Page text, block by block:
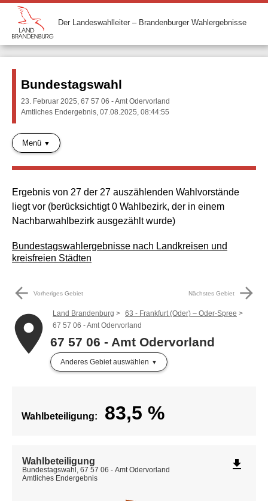
Der Landeswahlleiter – Brandenburger Wahlergebnisse
Bundestagswahl
23. Februar 2025, 67 57 06 - Amt Odervorland
Amtliches Endergebnis, 07.08.2025, 08:44:55
Menü
Ergebnis von 27 der 27 auszählenden Wahlvorstände
liegt vor (berücksichtigt 0 Wahlbezirk, der in einem
Nachbarwahlbezirk ausgezählt wurde)
Bundestagswahlergebnisse nach Landkreisen und
kreisfreien Städten
arrow_back Vorheriges Gebiet Nächstes Gebiet arrow_forward
placeLand Brandenburg
63 - Frankfurt (Oder) – Oder-Spree
67 57 06 - Amt Odervorland
67 57 06 - Amt Odervorland
Anderes Gebiet auswählen
Wahlbeteiligung: 83,5 %
Wahlbeteiligung
Bundestagswahl, 67 57 06 - Amt Odervorland
Amtliches Endergebnis
file_download